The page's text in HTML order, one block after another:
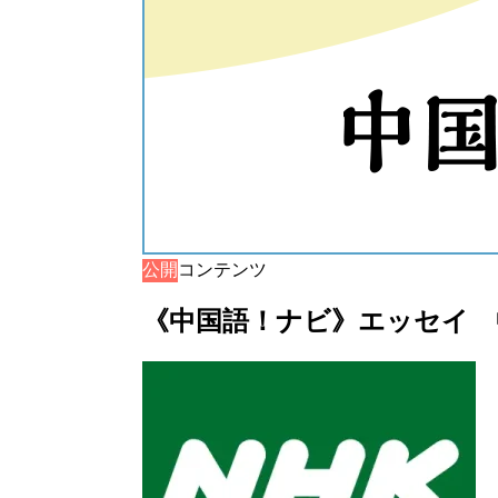
公開
音声コンテンツ
《中国語！ナビ》エッセイ